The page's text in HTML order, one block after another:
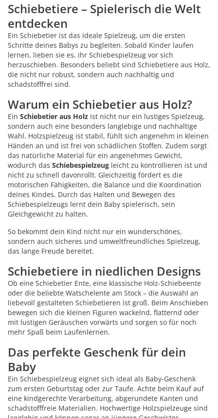
Schiebetiere – Spielerisch die Welt
entdecken
Ein Schiebetier ist das ideale Spielzeug, um die ersten
Schritte deines Babys zu begleiten. Sobald Kinder laufen
lernen, lieben sie es, ihr Schiebespielzeug vor sich
herzuschieben. Besonders beliebt sind Schiebetiere aus Holz,
die nicht nur robust, sondern auch nachhaltig und
schadstofffrei sind.
Warum ein Schiebetier aus Holz?
Ein Schiebetier aus Holz ist nicht nur ein lustiges Spielzeug,
sondern auch eine besonders langlebige und nachhaltige
Wahl. Holzspielzeug ist stabil, fühlt sich angenehm in kleinen
Händen an und ist frei von schädlichen Stoffen. Zudem sorgt
das natürliche Material für ein angenehmes Gewicht,
wodurch das Schiebespielzeug leicht zu kontrollieren ist und
nicht zu schnell davonrollt. Gleichzeitig fördert es die
motorischen Fähigkeiten, die Balance und die Koordination
deines Kindes. Durch das Halten und Bewegen des
Schiebespielzeugs lernt dein Baby spielerisch, sein
Gleichgewicht zu halten.
So bekommt dein Kind nicht nur ein wunderschönes,
sondern auch sicheres und umweltfreundliches Spielzeug,
das lange Freude bereitet.
Schiebetiere in niedlichen Designs
Ob eine Schiebetier Ente, eine klassische Holz-Schiebeente
oder die beliebte Watschelente am Stock – die Auswahl an
liebevoll gestalteten Schiebetieren ist groß. Beim Anschieben
bewegen sich die kleinen Figuren wackelnd, flatternd oder
mit lustigen Geräuschen vorwärts und sorgen so für noch
mehr Spaß beim Laufenlernen.
Das perfekte Geschenk für dein
Baby
Ein Schiebespielzeug eignet sich ideal als Baby-Geschenk
zum ersten Geburtstag oder zur Taufe. Achte beim Kauf auf
eine kindgerechte Verarbeitung, abgerundete Kanten und
schadstofffreie Materialien. Hochwertige Holzspielzeuge sind